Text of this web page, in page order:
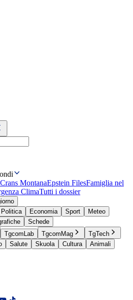
Crans MontanaEpstein FilesFamiglia nel
ClimaTutti i dossier
Politica Economia Sport
Meteo
Schede
TgcomLab TgcomMag
TgTech
Salute Skuola Cultura
Animali